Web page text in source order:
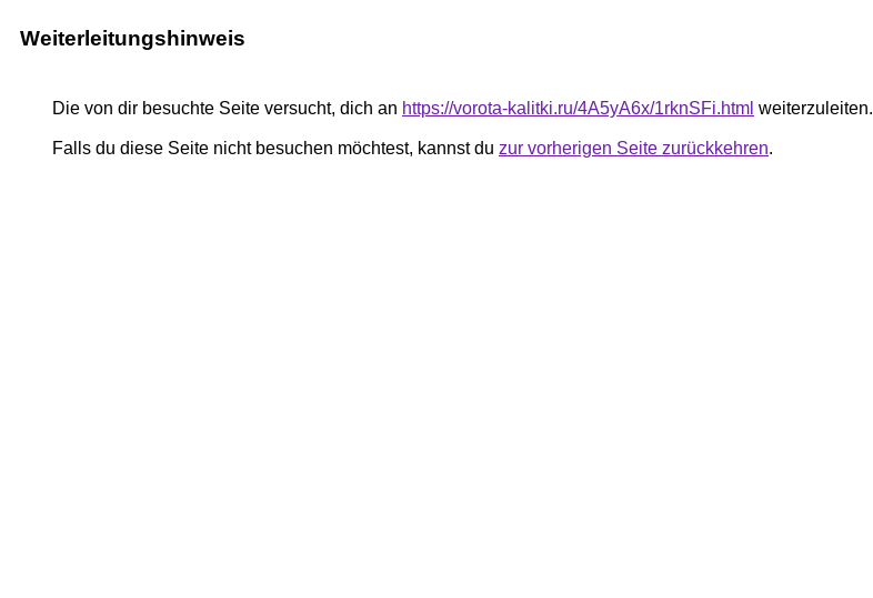
Weiterleitungshinweis
Die von dir besuchte Seite versucht, dich an https://vorota-kalitki.ru/4A5yA6x/1rknSFi.html weiterzuleiten.
Falls du diese Seite nicht besuchen möchtest, kannst du zur vorherigen Seite zurückkehren.